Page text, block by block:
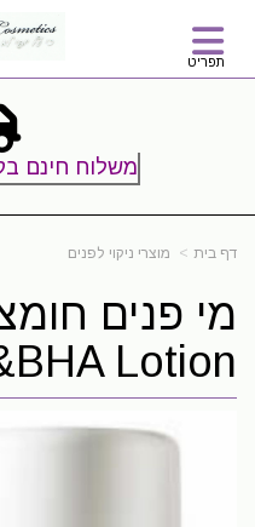
תפריט
משלוח חינם
דף בית מוצרי ניקוי לפנים
Lotion